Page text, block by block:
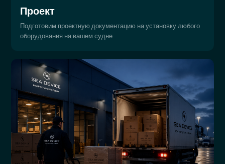
Проект
Подготовим проектную документацию на установку любого
оборудования на вашем судне